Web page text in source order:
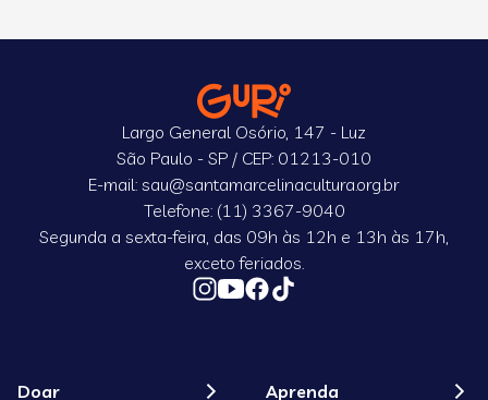
Largo General Osório, 147 - Luz
São Paulo - SP / CEP: 01213-010
E-mail: sau@santamarcelinacultura.org.br
Telefone: (11) 3367-9040
Segunda a sexta-feira, das 09h às 12h e 13h às 17h,
exceto feriados.
Doar Aprenda